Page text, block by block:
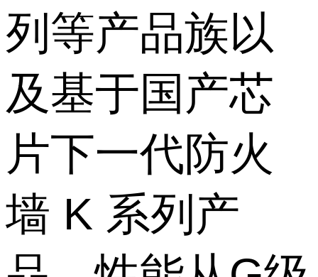
列等产品族以
及基于国产芯
片下一代防火
墙 K 系列产